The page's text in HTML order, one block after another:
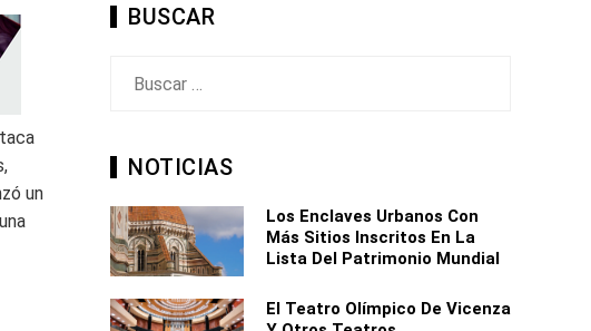
un
BUSCAR
NOTICIAS
Los Enclaves Urbanos Con
Más Sitios Inscritos En La
Lista Del Patrimonio Mundial
El Teatro Olímpico De Vicenza